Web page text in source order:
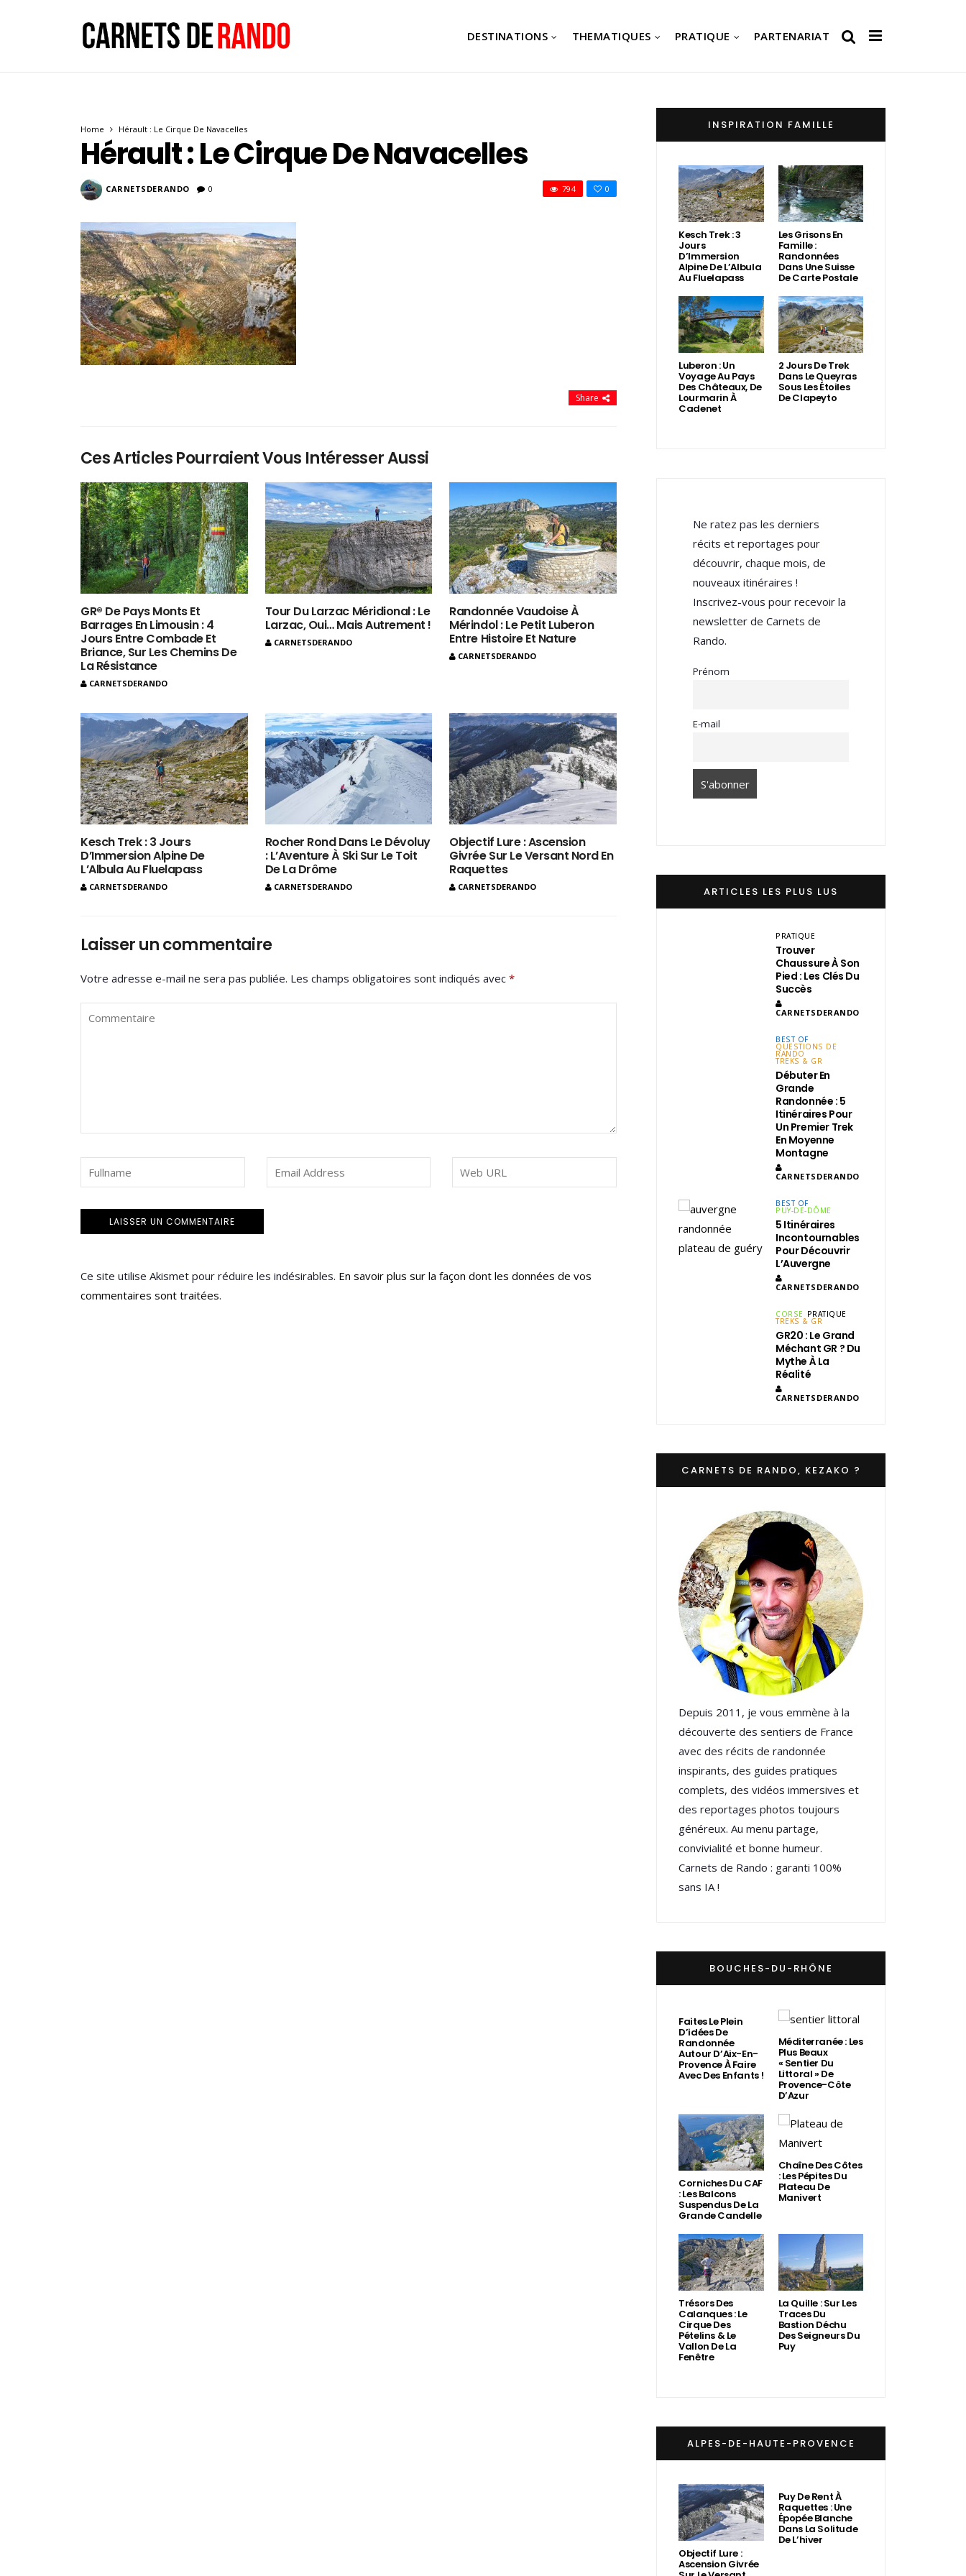
DESTINATIONS THEMATIQUES PRATIQUE PARTENARIAT
Home Hérault : Le Cirque De Navacelles
Hérault : Le Cirque De Navacelles
CARNETSDERANDO 0 0
794
Share
Ces Articles Pourraient Vous Intéresser Aussi
GR® De Pays Monts Et
Barrages En Limousin : 4
Jours Entre Combade Et
Briance, Sur Les Chemins De
La Résistance
CARNETSDERANDO
Tour Du Larzac Méridional : Le
Larzac, Oui… Mais Autrement !
CARNETSDERANDO
Randonnée Vaudoise À
Mérindol : Le Petit Luberon
Entre Histoire Et Nature
CARNETSDERANDO
Kesch Trek : 3 Jours
D’Immersion Alpine De
L’Albula Au Fluelapass
CARNETSDERANDO
Rocher Rond Dans Le Dévoluy
: L’Aventure À Ski Sur Le Toit
De La Drôme
CARNETSDERANDO
Objectif Lure : Ascension
Givrée Sur Le Versant Nord En
Raquettes
CARNETSDERANDO
Laisser un commentaire
Votre adresse e-mail ne sera pas publiée. Les champs obligatoires sont indiqués avec *
Ce site utilise Akismet pour réduire les indésirables. En savoir plus sur la façon dont les données de vos
commentaires sont traitées.
INSPIRATION FAMILLE
Kesch Trek : 3
Jours
D’Immersion
Alpine De L’Albula
Au Fluelapass
Les Grisons En
Famille :
Randonnées
Dans Une Suisse
De Carte Postale
Luberon : Un
Voyage Au Pays
Des Châteaux, De
Lourmarin À
Cadenet
2 Jours De Trek
Dans Le Queyras
Sous Les Étoiles
De Clapeyto
Ne ratez pas les derniers
récits et reportages pour
découvrir, chaque mois, de
nouveaux itinéraires !
Inscrivez-vous pour recevoir la
newsletter de Carnets de
Rando.
Prénom
E-mail
ARTICLES LES PLUS LUS
PRATIQUE
Trouver
Chaussure À Son
Pied : Les Clés Du
Succès
CARNETSDERANDO
BEST OF
QUESTIONS DE
RANDO
TREKS & GR
Débuter En
Grande
Randonnée : 5
Itinéraires Pour
Un Premier Trek
En Moyenne
Montagne
CARNETSDERANDO
BEST OF
PUY-DE-DÔME
5 Itinéraires
Incontournables
Pour Découvrir
L’Auvergne
CARNETSDERANDO
CORSE PRATIQUE
TREKS & GR
GR20 : Le Grand
Méchant GR ? Du
Mythe À La
Réalité
CARNETSDERANDO
CARNETS DE RANDO, KEZAKO ?
Depuis 2011, je vous emmène à la
découverte des sentiers de France
avec des récits de randonnée
inspirants, des guides pratiques
complets, des vidéos immersives et
des reportages photos toujours
généreux. Au menu partage,
convivialité et bonne humeur.
Carnets de Rando : garanti 100%
sans IA !
BOUCHES-DU-RHÔNE
Faites Le Plein
D’idées De
Randonnée
Autour D’Aix-En-
Provence À Faire
Avec Des Enfants !
Méditerranée : Les
Plus Beaux
« Sentier Du
Littoral » De
Provence-Côte
D’Azur
Corniches Du CAF
: Les Balcons
Suspendus De La
Grande Candelle
Chaîne Des Côtes
: Les Pépites Du
Plateau De
Manivert
Trésors Des
Calanques : Le
Cirque Des
Pételins & Le
Vallon De La
Fenêtre
La Quille : Sur Les
Traces Du
Bastion Déchu
Des Seigneurs Du
Puy
ALPES-DE-HAUTE-PROVENCE
Objectif Lure :
Ascension Givrée
Puy De Rent À
Raquettes : Une
Épopée Blanche
Dans La Solitude
De L’hiver